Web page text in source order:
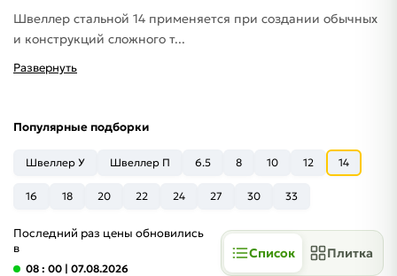
Швеллер стальной 14 применяется при создании обычных
и конструкций сложного т...
Развернуть
Популярные подборки
Швеллер У Швеллер П 6.5 8 10 12 14
16 18 20 22 24 27 30 33
Последний раз цены обновились
в
08 : 00 | 07.08.2026
Список Плитка